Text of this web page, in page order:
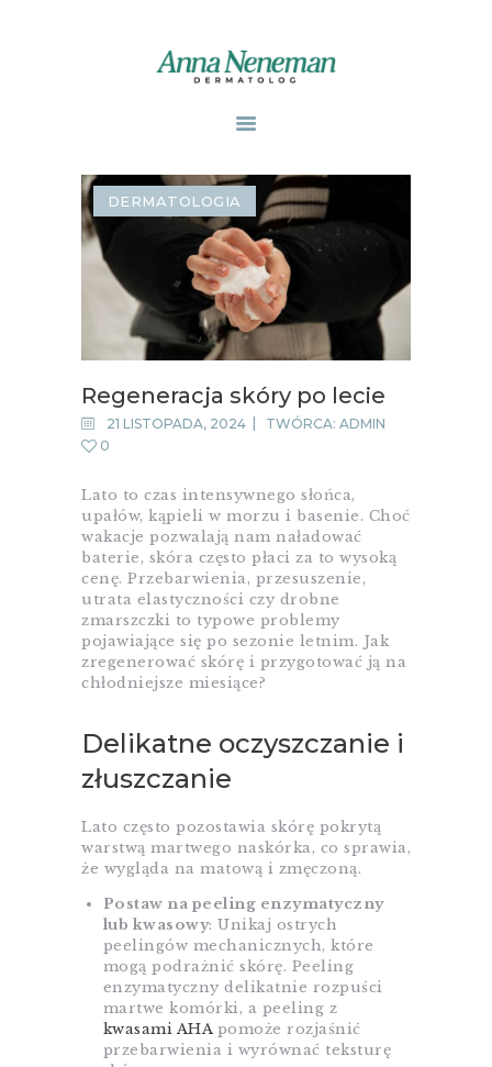
PUBLIKACJE
ZABIEGI
O MNIE
GABINETY
WPISY
KONTAKT
DERMATOLOGIA
Regeneracja skóry po lecie
21 LISTOPADA, 2024 TWÓRCA: ADMIN
0
Lato to czas intensywnego słońca,
upałów, kąpieli w morzu i basenie. Choć
wakacje pozwalają nam naładować
baterie, skóra często płaci za to wysoką
cenę. Przebarwienia, przesuszenie,
utrata elastyczności czy drobne
zmarszczki to typowe problemy
pojawiające się po sezonie letnim. Jak
zregenerować skórę i przygotować ją na
chłodniejsze miesiące?
Delikatne oczyszczanie i
złuszczanie
Lato często pozostawia skórę pokrytą
warstwą martwego naskórka, co sprawia,
że wygląda na matową i zmęczoną.
Postaw na peeling enzymatyczny
lub kwasowy: Unikaj ostrych
peelingów mechanicznych, które
mogą podrażnić skórę. Peeling
enzymatyczny delikatnie rozpuści
martwe komórki, a peeling z
kwasami AHApomoże rozjaśnić
przebarwienia i wyrównać teksturę